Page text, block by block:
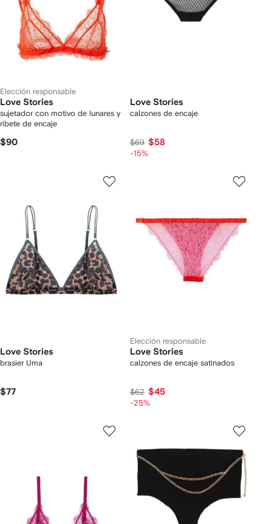
Elección responsable
Love Stories
sujetador con motivo de lunares y
ribete de encaje
$90
Love Stories
calzones de encaje
$69 $58
-15%
Love Stories
brasier Uma
$77
Elección responsable
Love Stories
calzones de encaje satinados
$62 $45
-25%